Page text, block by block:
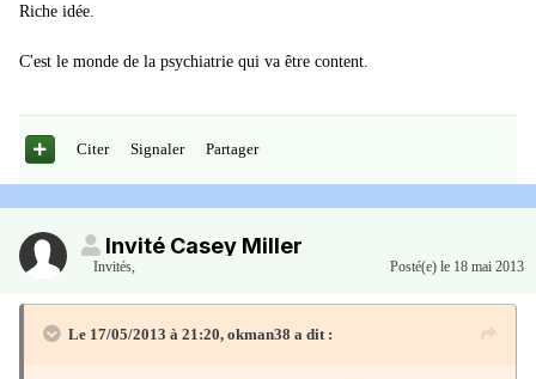
Riche idée.
C'est le monde de la psychiatrie qui va être content.
Citer Signaler Partager
Invité Casey Miller
Invités, Posté(e) le 18 mai 2013
Le 17/05/2013 à 21:20, okman38 a dit :